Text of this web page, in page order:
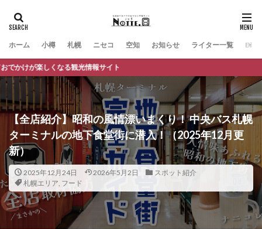
ホーム 小樽 札幌 ニセコ 空知 お知らせ ライター一覧
【全店紹介】昭和の風情漂いまくり！ 中央バス札幌
ターミナルの地下食堂街に潜入！（2025年12月更
新）
2025年12月24日 2026年5月2日
スポット紹介
札幌エリア, フード